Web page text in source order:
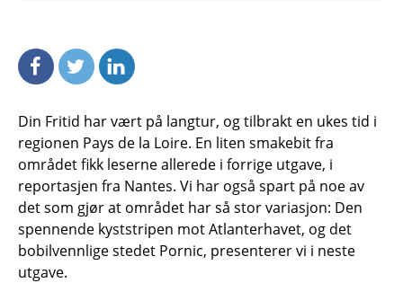
Din Fritid har vært på langtur, og tilbrakt en ukes tid i
regionen Pays de la Loire. En liten smakebit fra
området fikk leserne allerede i forrige utgave, i
reportasjen fra Nantes. Vi har også spart på noe av
det som gjør at området har så stor variasjon: Den
spennende kyststripen mot Atlanterhavet, og det
bobilvennlige stedet Pornic, presenterer vi i neste
utgave.